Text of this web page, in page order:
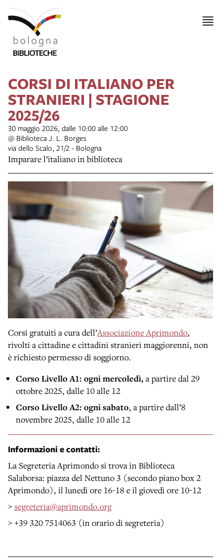
CORSI DI ITALIANO PER
STRANIERI | STAGIONE
2025/26
30 maggio 2026, dalle 10:00 alle 12:00
@ Biblioteca J. L. Borges
via dello Scalo, 21/2 - Bologna
Imparare l’italiano in biblioteca
Corsi gratuiti a cura dell’Associazione Aprimondo,
rivolti a cittadine e cittadini stranieri maggiorenni, non
è richiesto permesso di soggiorno.
Corso Livello A1: ogni mercoledì, a partire dal 29
ottobre 2025, dalle 10 alle 12
Corso Livello A2: ogni sabato, a partire dall’8
novembre 2025, dalle 10 alle 12
Informazioni e contatti:
La Segreteria Aprimondo si trova in Biblioteca
Salaborsa: piazza del Nettuno 3 (secondo piano box 2
Aprimondo), il lunedì ore 16-18 e il giovedì ore 10-12
> segreteria@aprimondo.org
> +39 320 7514063 (in orario di segreteria)